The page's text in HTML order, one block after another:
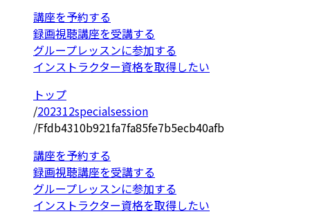
講座を予約する
録画視聴講座を受講する
グループレッスンに参加する
インストラクター資格を取得したい
トップ
/202312specialsession
/Ffdb4310b921fa7fa85fe7b5ecb40afb
講座を予約する
録画視聴講座を受講する
グループレッスンに参加する
インストラクター資格を取得したい